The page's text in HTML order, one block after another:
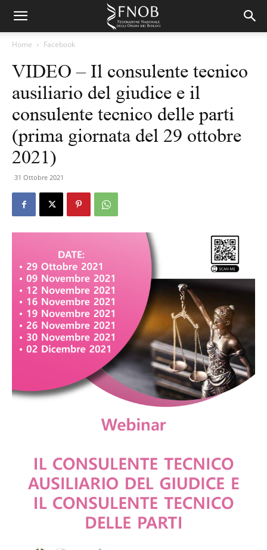
Home Facebook
VIDEO – Il consulente tecnico
ausiliario del giudice e il
consulente tecnico delle parti
(prima giornata del 29 ottobre
2021)
31 Ottobre 2021